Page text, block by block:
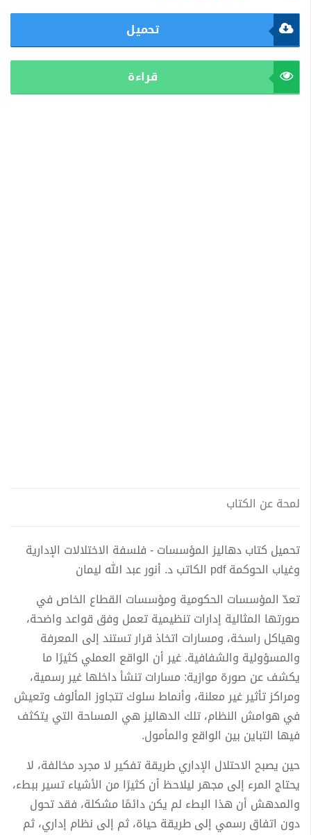
تحميل
قراءة
لمحة عن الكتاب
تحميل كتاب دهاليز المؤسسات - فلسفة الاختلالات الإدارية
وغياب الحوكمة pdf الكاتب د. أنور عبد الله ليمان
تعدّ المؤسسات الحكومية ومؤسسات القطاع الخاص في
صورتها المثالية إدارات تنظيمية تعمل وفق قواعد واضحة،
وهياكل راسخة، ومسارات اتخاذ قرار تستند إلى المعرفة
والمسؤولية والشفافية. غير أن الواقع العملي كثيرًا ما
يكشف عن صورة موازية: مسارات تنشأ داخلها غير رسمية،
ومراكز تأثير غير معلنة، وأنماط سلوك تتجاوز المألوف وتعيش
في هوامش النظام، تلك الدهاليز هي المساحة التي يتكثف
فيها التباين بين الواقع والمأمول.
حين يصبح الاحتلال الإداري طريقة تفكير لا مجرد مخالفة، لا
يحتاج المرء إلى مجهر ليلاحظ أن كثيرًا من الأشياء تسير ببطء،
والمدهش أن هذا البطء لم يكن دائمًا مشكلة، فقد تحول
دون اتفاق رسمي إلى طريقة حياة، ثم إلى نظام إداري، ثم